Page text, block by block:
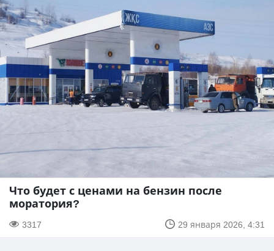
Что будет с ценами на бензин после
моратория?
3317 29 января 2026, 4:31